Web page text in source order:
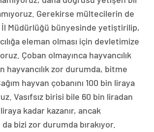
Gerekirse mültecilerin de
İl Müdürlüğü bünyesinde yetiştirilip,
eleman olması için devletimize
Çoban olmayınca hayvancılık
hayvancılık zor durumda, bitme
hayvan çobanını 100 bin liraya
Vasıfsız birisi bile 60 bin liradan
kadar kazanır, ancak
bizi zor durumda bırakıyor.